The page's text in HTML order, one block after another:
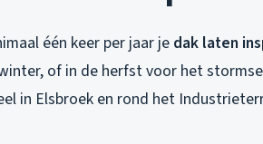
één keer per jaar je dak laten
of in de herfst voor het
in Elsbroek en rond het